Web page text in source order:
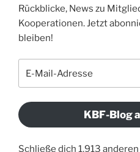
Rückblicke, News zu
Kooperationen. Jetzt
bleiben!
KBF-Blog
Schließe dich 1.913